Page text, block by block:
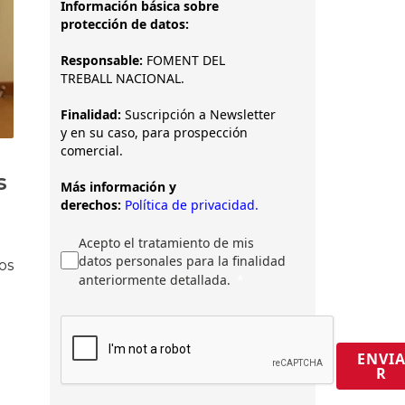
Información básica sobre
protección de datos:
Responsable: FOMENT DEL
TREBALL NACIONAL.
Finalidad: Suscripción a Newsletter
y en su caso, para prospección
comercial.
Más información y
derechos: Política de privacidad.
Acepto el tratamiento de mis
datos personales para la finalidad
anteriormente detallada.
ENVIA
R